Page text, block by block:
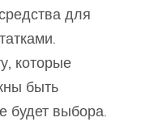
для
которые
быть
будет выбора.